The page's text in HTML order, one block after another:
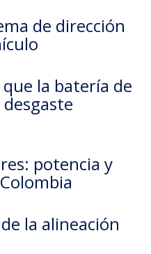
de dirección
la batería de
potencia y
la alineación